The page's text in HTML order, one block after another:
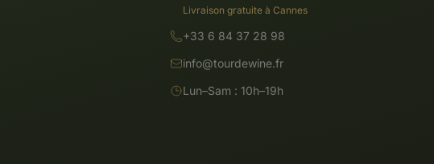
Livraison gratuite à Cannes
+33 6 84 37 28 98
info@tourdewine.fr
Lun–Sam : 10h–19h